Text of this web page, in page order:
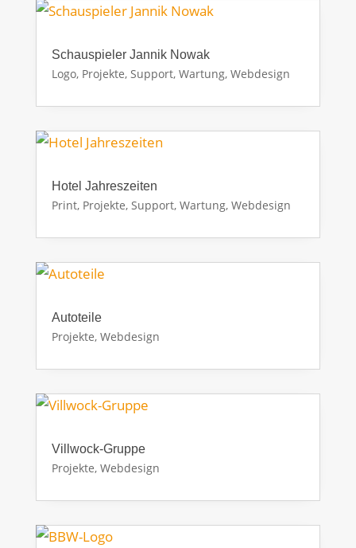
Schauspieler Jannik Nowak
Logo, Projekte, Support, Wartung, Webdesign
Hotel Jahreszeiten
Print, Projekte, Support, Wartung, Webdesign
Autoteile
Projekte, Webdesign
Villwock-Gruppe
Projekte, Webdesign